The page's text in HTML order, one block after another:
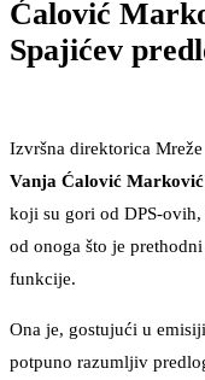
Ćalović
Spajićev
Izvršna direktorica
Vanja Ćalović Marković
koji su gori od DPS-
od onoga što je
funkcije.
Ona je, gostujući u
potpuno razumljiv